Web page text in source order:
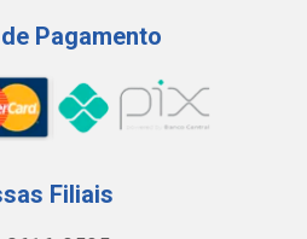
Pagamento
Filiais